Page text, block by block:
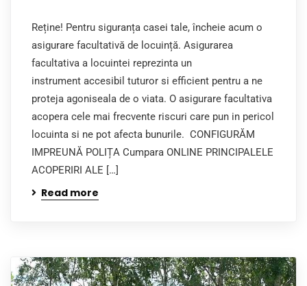
Reține! Pentru siguranța casei tale, încheie acum o
asigurare facultativă de locuință. Asigurarea
facultativa a locuintei reprezinta un
instrument accesibil tuturor si efficient pentru a ne
proteja agoniseala de o viata. O asigurare facultativa
acopera cele mai frecvente riscuri care pun in pericol
locuinta si ne pot afecta bunurile. CONFIGURĂM
IMPREUNĂ POLIȚA Cumpara ONLINE PRINCIPALELE
ACOPERIRI ALE […]
Read more